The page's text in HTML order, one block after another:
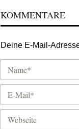
KOMMENTARE
Deine E-Mail-